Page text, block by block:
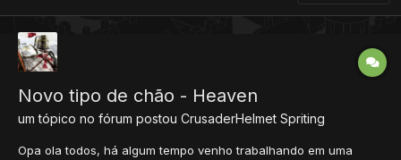
Novo tipo de chão - Heaven
um tópico no fórum postou CrusaderHelmet Spriting
Opa ola todos, há algum tempo venho trabalhando em uma